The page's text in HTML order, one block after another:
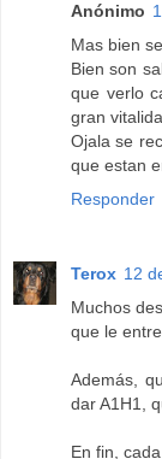
Anónimo
Mas bien
Bien son
que verlo
gran
Ojala se
que estan
Responder
Terox 12
Muchos
que le
Además,
dar A1H1,
En fin,